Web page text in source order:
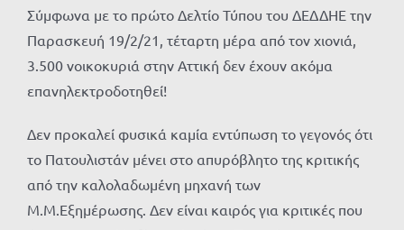
Σύμφωνα με το πρώτο Δελτίο Τύπου του ΔΕΔΔΗΕ την
Παρασκευή 19/2/21, τέταρτη μέρα από τον χιονιά,
3.500 νοικοκυριά στην Αττική δεν έχουν ακόμα
επανηλεκτροδοτηθεί!
Δεν προκαλεί φυσικά καμία εντύπωση το γεγονός ότι
το Πατουλιστάν μένει στο απυρόβλητο της κριτικής
από την καλολαδωμένη μηχανή των
Μ.Μ.Εξημέρωσης. Δεν είναι καιρός για κριτικές που